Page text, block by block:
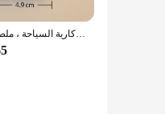
a casual
ensures
or a
gifts to their
اليدوية ثلاثية الأبعاد مغناطيس الثلاجة المطبوعة ، علم المغرب ، بوابة بيرسيبوليس الأمم ، والهدايا التذكارية السياحة ، ملصقات الثلاجة